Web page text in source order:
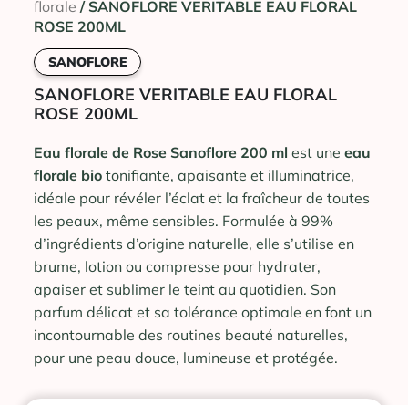
florale / SANOFLORE VERITABLE EAU FLORAL
ROSE 200ML
SANOFLORE
SANOFLORE VERITABLE EAU FLORAL
ROSE 200ML
Eau florale de Rose Sanoflore 200 ml est une eau
florale bio tonifiante, apaisante et illuminatrice,
idéale pour révéler l’éclat et la fraîcheur de toutes
les peaux, même sensibles. Formulée à 99%
d’ingrédients d’origine naturelle, elle s’utilise en
brume, lotion ou compresse pour hydrater,
apaiser et sublimer le teint au quotidien. Son
parfum délicat et sa tolérance optimale en font un
incontournable des routines beauté naturelles,
pour une peau douce, lumineuse et protégée.